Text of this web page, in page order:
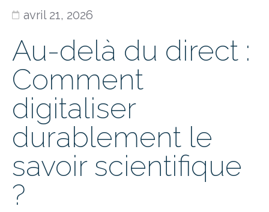
avril 21, 2026
Au-delà du direct :
Comment
digitaliser
durablement le
savoir scientifique
?